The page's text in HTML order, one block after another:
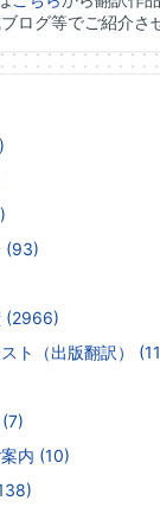
ログ等でご紹介さ
(93)
(2966)
ト（出版翻訳）
内 (10)